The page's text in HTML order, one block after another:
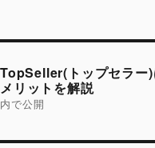
ズ
投
ナ
ビ
ゲ
ー
ョ
TopSeller(トップセラー
メリットを解説
内で公開